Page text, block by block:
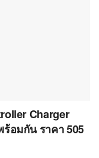
Charger
อมกัน ราคา 505